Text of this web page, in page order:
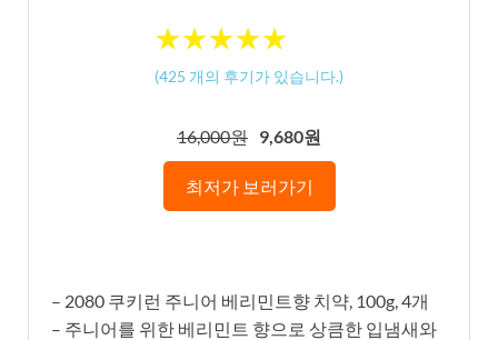
★★★★★
★★★★★
(425 개의 후기가 있습니다.)
16,000원 9,680원
최저가 보러가기
– 2080 쿠키런 주니어 베리민트향 치약, 100g, 4개
– 주니어를 위한 베리민트 향으로 상큼한 입냄새와